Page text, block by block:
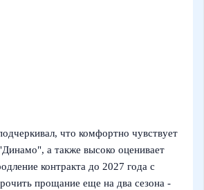
что комфортно чувствует
а также высоко оценивает
контракта до 2027 года с
прощание еще на два сезона -